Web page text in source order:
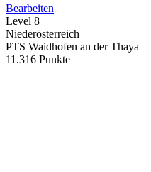
Bearbeiten
Level 8
Niederösterreich
PTS Waidhofen an der Thaya
11.316 Punkte